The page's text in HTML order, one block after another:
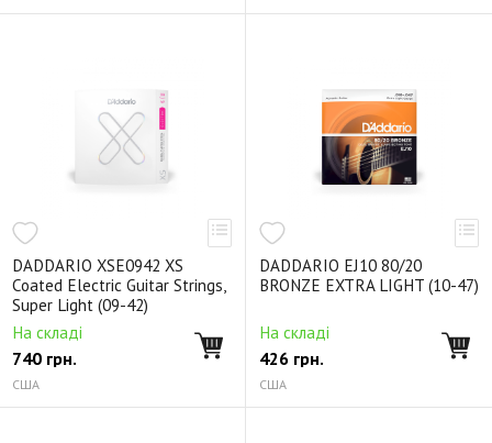
DADDARIO XSE0942 XS
Coated Electric Guitar Strings,
Super Light (09-42)
На складі
740 грн.
США
DADDARIO EJ10 80/20
BRONZE EXTRA LIGHT (10-47)
На складі
426 грн.
США